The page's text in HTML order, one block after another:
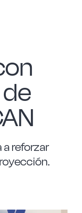
a reforzar